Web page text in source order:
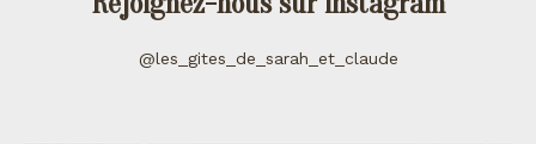
@les_gites_de_sarah_et_claude